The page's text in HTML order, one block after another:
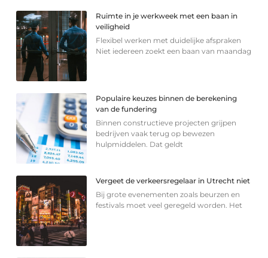
Ruimte in je werkweek met een baan in
veiligheid
Flexibel werken met duidelijke afspraken
Niet iedereen zoekt een baan van maandag
Populaire keuzes binnen de berekening
van de fundering
Binnen constructieve projecten grijpen
bedrijven vaak terug op bewezen
hulpmiddelen. Dat geldt
Vergeet de verkeersregelaar in Utrecht niet
Bij grote evenementen zoals beurzen en
festivals moet veel geregeld worden. Het